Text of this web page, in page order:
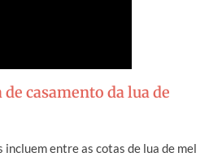
casamento da lua de
incluem entre as cotas de lua de mel